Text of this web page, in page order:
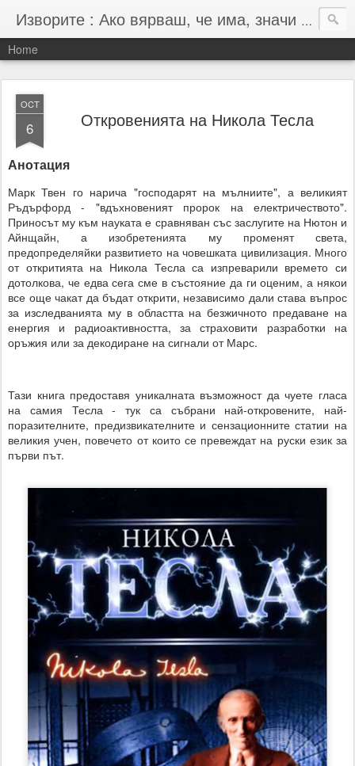
Изворите : Ако вярваш, че има, значи има :-)
Home
OCT
6 Откровенията на Никола Тесла
Анотация
Марк Твен го нарича "господарят на мълниите", а великият
Ръдърфорд - "вдъхновеният пророк на електричеството".
Приносът му към науката е сравняван със заслугите на Нютон и
Айнщайн, а изобретенията му променят света,
предопределяйки развитието на човешката цивилизация. Много
от откритията на Никола Тесла са изпреварили времето си
дотолкова, че едва сега сме в състояние да ги оценим, а някои
все още чакат да бъдат открити, независимо дали става въпрос
за изследванията му в областта на безжичното предаване на
енергия и радиоактивността, за страховити разработки на
оръжия или за декодиране на сигнали от Марс.
Тази книга предоставя уникалната възможност да чуете гласа
на самия Тесла - тук са събрани най-откровените, най-
поразителните, предизвикателните и сензационните статии на
великия учен, повечето от които се превеждат на руски език за
първи път.